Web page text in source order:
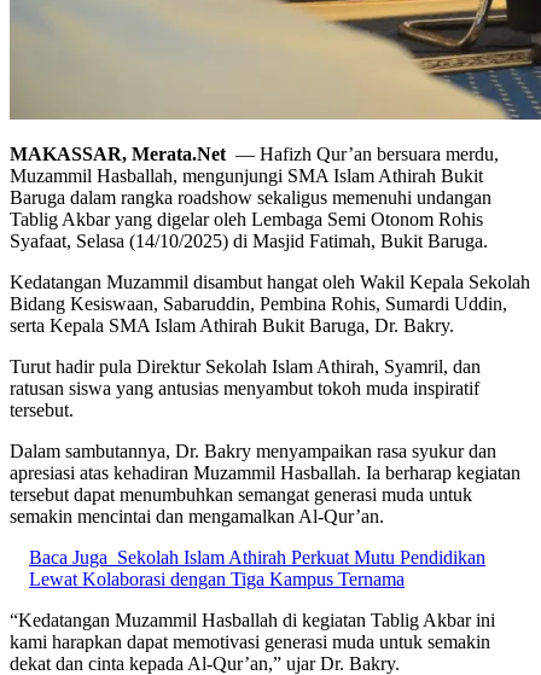
MAKASSAR, Merata.Net — Hafizh Qur’an bersuara merdu,
Muzammil Hasballah, mengunjungi SMA Islam Athirah Bukit
Baruga dalam rangka roadshow sekaligus memenuhi undangan
Tablig Akbar yang digelar oleh Lembaga Semi Otonom Rohis
Syafaat, Selasa (14/10/2025) di Masjid Fatimah, Bukit Baruga.
Kedatangan Muzammil disambut hangat oleh Wakil Kepala Sekolah
Bidang Kesiswaan, Sabaruddin, Pembina Rohis, Sumardi Uddin,
serta Kepala SMA Islam Athirah Bukit Baruga, Dr. Bakry.
Turut hadir pula Direktur Sekolah Islam Athirah, Syamril, dan
ratusan siswa yang antusias menyambut tokoh muda inspiratif
tersebut.
Dalam sambutannya, Dr. Bakry menyampaikan rasa syukur dan
apresiasi atas kehadiran Muzammil Hasballah. Ia berharap kegiatan
tersebut dapat menumbuhkan semangat generasi muda untuk
semakin mencintai dan mengamalkan Al-Qur’an.
Baca Juga Sekolah Islam Athirah Perkuat Mutu Pendidikan
Lewat Kolaborasi dengan Tiga Kampus Ternama
“Kedatangan Muzammil Hasballah di kegiatan Tablig Akbar ini
kami harapkan dapat memotivasi generasi muda untuk semakin
dekat dan cinta kepada Al-Qur’an,” ujar Dr. Bakry.